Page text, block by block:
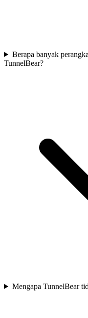
Berapa banyak
TunnelBear?
Mengapa TunnelBear